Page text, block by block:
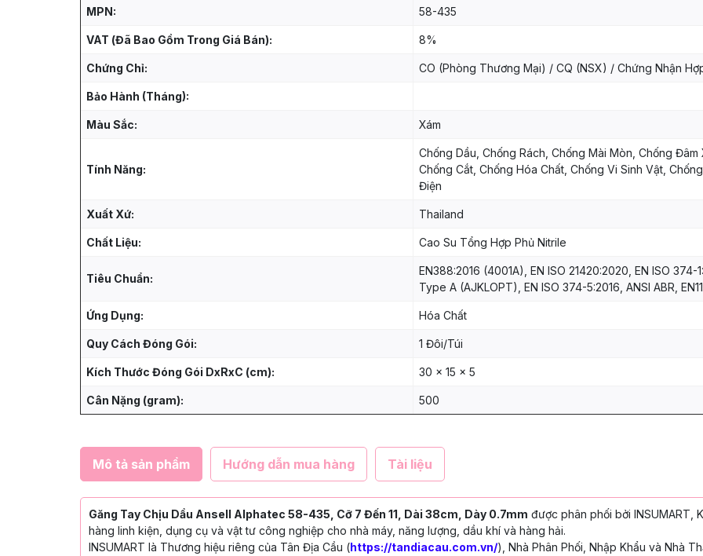
MPN: 58-435
VAT (Đã Bao Gồm Trong Giá Bán): 8%
Chứng Chỉ: CO (Phòng Thương Mại) / CQ (NSX) / Chứng Nhận
Bảo Hành (Tháng):
Màu Sắc: Xám
Tính Năng:
Chống Dầu, Chống Rách, Chống Mài Mòn, Chống Đâm
Chống Cắt, Chống Hóa Chất, Chống Vi Sinh Vật,
Điện
Xuất Xứ: Thailand
Chất Liệu: Cao Su Tổng Hợp Phủ Nitrile
Tiêu Chuẩn:
EN388:2016 (4001A), EN ISO 21420:2020, EN ISO 374-
Type A (AJKLOPT), EN ISO 374-5:2016, ANSI ABR,
Ứng Dụng: Hóa Chất
Quy Cách Đóng Gói: 1 Đôi/Túi
Kích Thước Đóng Gói DxRxC (cm): 30 x 15 x 5
Cân Nặng (gram): 500
Mô tả sản phẩm Hướng dẫn mua hàng Tài liệu
Găng Tay Chịu Dầu Ansell Alphatec 58-435, Cỡ 7 Đến 11, Dài 38cm, Dày 0.7mm được phân phối bởi INSUMART,
hàng linh kiện, dụng cụ và vật tư công nghiệp cho nhà máy, năng lượng, dầu khí và hàng hải.
INSUMART là Thương hiệu riêng của Tân Địa Cầu (https://tandiacau.com.vn/), Nhà Phân Phối, Nhập Khẩu và Nhà